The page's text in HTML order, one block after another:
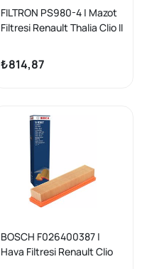
FILTRON PS980-4 | Mazot
Filtresi Renault Thalia Clio II
Note Micra Juke 1.5 dCi
₺814,87
BOSCH F026400387 |
Hava Filtresi Renault Clio